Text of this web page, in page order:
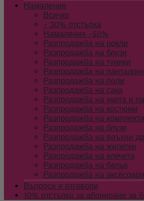
Намаления
Всичко
- 30% отстъпка
Намаления -50%
Разпродажба на рокли
Разпродажба на блузи
Разпродажба на туники
Разпродажба на
Разпродажба на поли
Разпродажба на сака
Разпродажба на якета и
Разпродажба на костюми
Разпродажба на комплекти
Разпродажба на блузи
Разпродажба на връхни
Разпродажба на жилетки
Разпродажба на елечета
Разпродажба на бельо
Разпродажба на аксесоари
Въпроси и отговори
10% отстъпка за абониране за